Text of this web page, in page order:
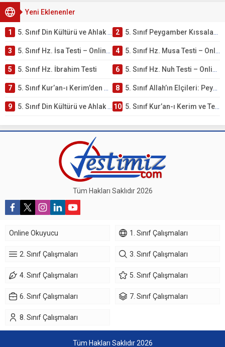
Yeni Eklenenler
1 5. Sınıf Din Kültürü ve Ahlak Bilgisi 4. Ünite: Peygamber Kıssaları Çalışmaları 2 5. Sınıf Peygamber Kıssaları Ünite Testi – Online Çöz
3 5. Sınıf Hz. İsa Testi – Online Çöz 4 5. Sınıf Hz. Musa Testi – Online Çöz
5 5. Sınıf Hz. İbrahim Testi 6 5. Sınıf Hz. Nuh Testi – Online Çöz
7 5. Sınıf Kur’an-ı Kerim’den Öğütler – Peygamber Kıssaları Testi – Online Çöz 8 5. Sınıf Allah’ın Elçileri: Peygamberler Testi – Online Çöz
9 5. Sınıf Din Kültürü ve Ahlak Bilgisi 3. Ünite: Kur’an-ı Kerim Çalışmaları 10 5. Sınıf Kur’an-ı Kerim ve Temel Özellikleri Testi – Online Çöz
Tüm Hakları Saklıdır 2026
Online Okuyucu 1. Sınıf Çalışmaları
2. Sınıf Çalışmaları 3. Sınıf Çalışmaları
4. Sınıf Çalışmaları 5. Sınıf Çalışmaları
6. Sınıf Çalışmaları 7. Sınıf Çalışmaları
8. Sınıf Çalışmaları
Tüm Hakları Saklıdır 2026